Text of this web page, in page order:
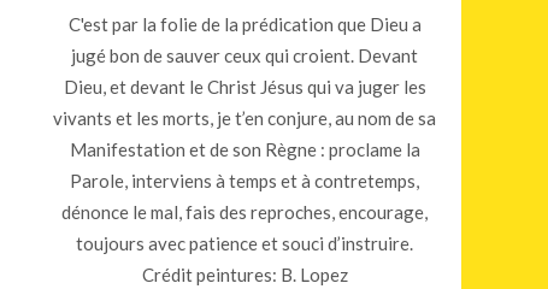
C'est par la folie de la prédication que Dieu a
jugé bon de sauver ceux qui croient. Devant
Dieu, et devant le Christ Jésus qui va juger les
vivants et les morts, je t’en conjure, au nom de sa
Manifestation et de son Règne : proclame la
Parole, interviens à temps et à contretemps,
dénonce le mal, fais des reproches, encourage,
toujours avec patience et souci d’instruire.
Crédit peintures: B. Lopez